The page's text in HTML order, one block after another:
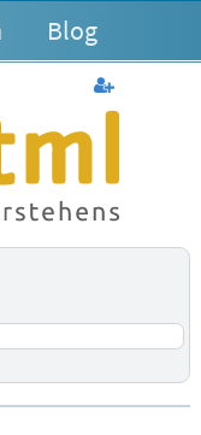
Blog